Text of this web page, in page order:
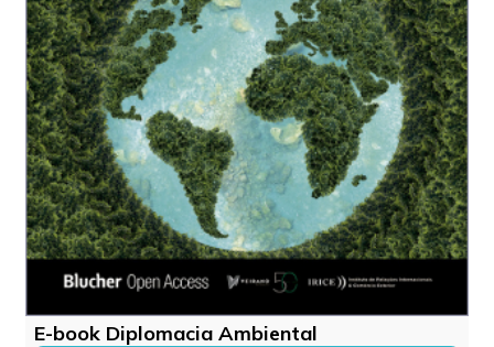
E-book Diplomacia Ambiental